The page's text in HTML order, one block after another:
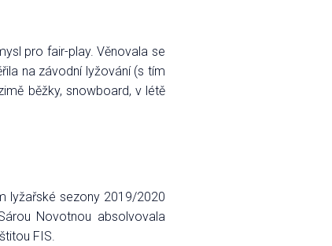
pro fair-play. Věnovala se
na závodní lyžování (s tím
běžky, snowboard, v létě
lyžařské sezony 2019/2020
Novotnou absolvovala
FIS.